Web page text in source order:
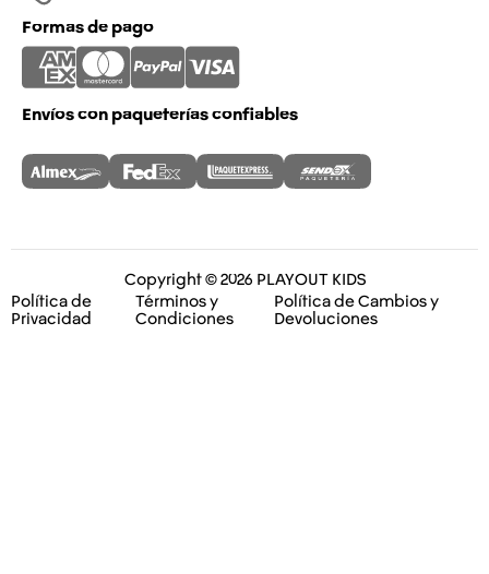
Formas de pago
Envíos con paqueterías confiables
Copyright © 2026 PLAYOUT KIDS
Política de
Privacidad
Términos y
Condiciones
Política de Cambios y
Devoluciones